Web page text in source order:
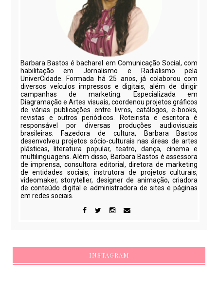
Barbara Bastos é bacharel em Comunicação Social, com
habilitação em Jornalismo e Radialismo pela
UniverCidade. Formada há 25 anos, já colaborou com
diversos veículos impressos e digitais, além de dirigir
campanhas de marketing. Especializada em
Diagramação e Artes visuais, coordenou projetos gráficos
de várias publicações entre livros, catálogos, e-books,
revistas e outros periódicos. Roteirista e escritora é
responsável por diversas produções audiovisuais
brasileiras. Fazedora de cultura, Barbara Bastos
desenvolveu projetos sócio-culturais nas áreas de artes
plásticas, literatura popular, teatro, dança, cinema e
multilinguagens. Além disso, Barbara Bastos é assessora
de imprensa, consultora editorial, diretora de marketing
de entidades sociais, instrutora de projetos culturais,
videomaker, storyteller, designer de animação, criadora
de conteúdo digital e administradora de sites e páginas
em redes sociais.
INSTAGRAM